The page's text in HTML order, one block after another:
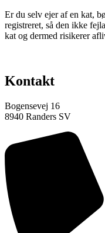
Er du selv ejer af en kat,
registreret, så den ikke
kat og dermed risikerer
Kontakt
Bogensevej 16
8940 Randers SV